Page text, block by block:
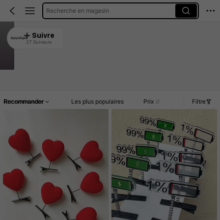
Recherche en magasin
baiyishipin
4.95
Suivre
27 Suiveurs
Recommander Les plus populaires Prix Filtre